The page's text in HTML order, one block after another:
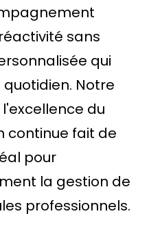
sans
qui
Notre
du
continue fait de
pour
la gestion de
professionnels.